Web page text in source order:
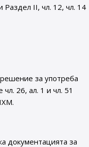
ІІ, чл. 12, чл. 14
за употреба
26, ал. 1 и чл. 51
документацията за